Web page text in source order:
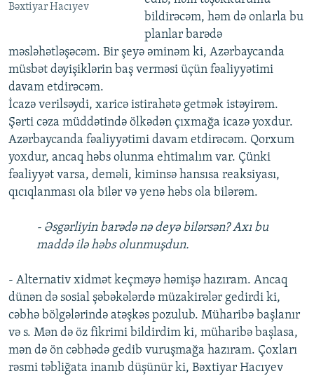
Bəxtiyar Hacıyev
bildirəcəm, həm də onlarla bu
planlar barədə
məsləhətləşəcəm. Bir şeyə əminəm ki, Azərbaycanda
müsbət dəyişiklərin baş verməsi üçün fəaliyyətimi
davam etdirəcəm.
İcazə verilsəydi, xaricə istirahətə getmək istəyirəm.
Şərti cəza müddətində ölkədən çıxmağa icazə yoxdur.
Azərbaycanda fəaliyyətimi davam etdirəcəm. Qorxum
yoxdur, ancaq həbs olunma ehtimalım var. Çünki
fəaliyyət varsa, deməli, kiminsə hansısa reaksiyası,
qıcıqlanması ola bilər və yenə həbs ola bilərəm.
- Əsgərliyin barədə nə deyə bilərsən? Axı bu
maddə ilə həbs olunmuşdun.
- Alternativ xidmət keçməyə həmişə hazıram. Ancaq
dünən də sosial şəbəkələrdə müzakirələr gedirdi ki,
cəbhə bölgələrində atəşkəs pozulub. Müharibə başlanır
və s. Mən də öz fikrimi bildirdim ki, müharibə başlasa,
mən də ön cəbhədə gedib vuruşmağa hazıram. Çoxları
rəsmi təbliğata inanıb düşünür ki, Bəxtiyar Hacıyev